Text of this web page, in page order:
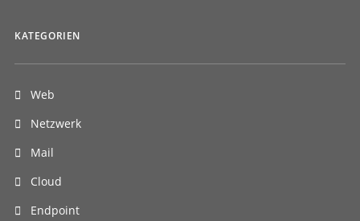
KATEGORIEN
Web
Netzwerk
Mail
Cloud
Endpoint